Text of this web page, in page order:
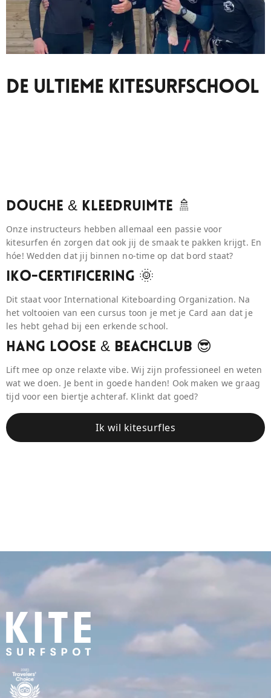
De Ultieme Kitesurfschool
Douche & Kleedruimte 🚿
Onze instructeurs hebben allemaal een passie voor
kitesurfen én zorgen dat ook jij de smaak te pakken krijgt. En
hóe! Wedden dat jij binnen no-time op dat bord staat?
IKO-Certificering 🌞
Dit staat voor International Kiteboarding Organization. Na
het voltooien van een cursus toon je met je Card aan dat je
les hebt gehad bij een erkende school.
Hang Loose & BeaCHCLUB 😎
Lift mee op onze relaxte vibe. Wij zijn professioneel en weten
wat we doen. Je bent in goede handen! Ook maken we graag
tijd voor een biertje achteraf. Klinkt dat goed?
Ik wil kitesurfles